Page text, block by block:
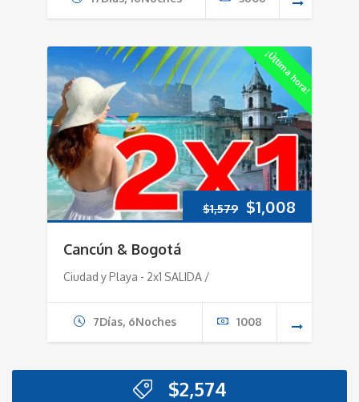
¡Última hora!
$1,579 Original
$1,579.
$1,008
$1,008.
Cancún & Bogotá
Ciudad y Playa - 2x1 SALIDA /
7Días, 6Noches 1008
$2,574